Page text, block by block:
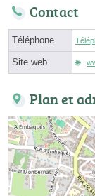
Contact
Téléphone
Site web
Plan et